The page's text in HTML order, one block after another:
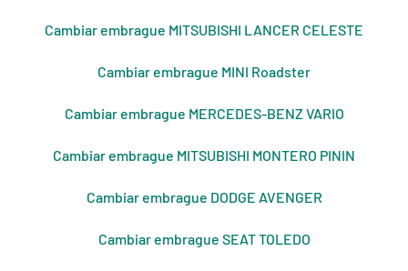
Cambiar embrague MITSUBISHI LANCER CELESTE
Cambiar embrague MINI Roadster
Cambiar embrague MERCEDES-BENZ VARIO
Cambiar embrague MITSUBISHI MONTERO PININ
Cambiar embrague DODGE AVENGER
Cambiar embrague SEAT TOLEDO